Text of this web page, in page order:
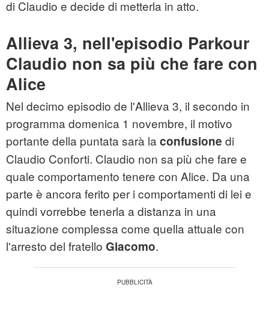
di Claudio e decide di metterla in atto.
Allieva 3, nell'episodio Parkour
Claudio non sa più che fare con
Alice
Nel decimo episodio de l'Allieva 3, il secondo in
programma domenica 1 novembre, il motivo
portante della puntata sarà la confusione di
Claudio Conforti. Claudio non sa più che fare e
quale comportamento tenere con Alice. Da una
parte è ancora ferito per i comportamenti di lei e
quindi vorrebbe tenerla a distanza in una
situazione complessa come quella attuale con
l'arresto del fratello Giacomo.